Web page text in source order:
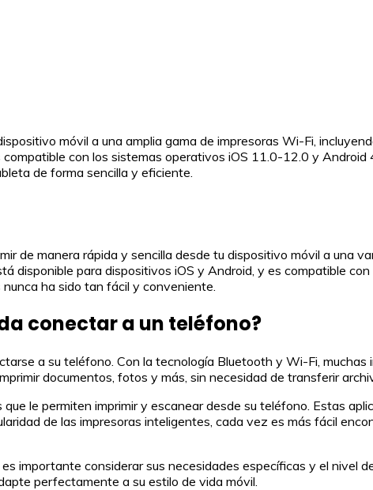
móvil a una amplia gama de impresoras Wi-Fi,
con los sistemas operativos iOS 11.0-12.0 y
de forma sencilla y eficiente.
de manera rápida y sencilla desde tu dispositivo móvil a una
disponible para dispositivos iOS y Android, y es compatible
ha sido tan fácil y conveniente.
conectar a un teléfono?
a su teléfono. Con la tecnología Bluetooth y Wi-Fi,
documentos, fotos y más, sin necesidad de transferir
le permiten imprimir y escanear desde su teléfono. Estas
de las impresoras inteligentes, cada vez es más fácil
importante considerar sus necesidades específicas y el nivel
perfectamente a su estilo de vida móvil.